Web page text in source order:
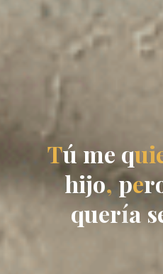
Tú me qui
hijo, per
querías